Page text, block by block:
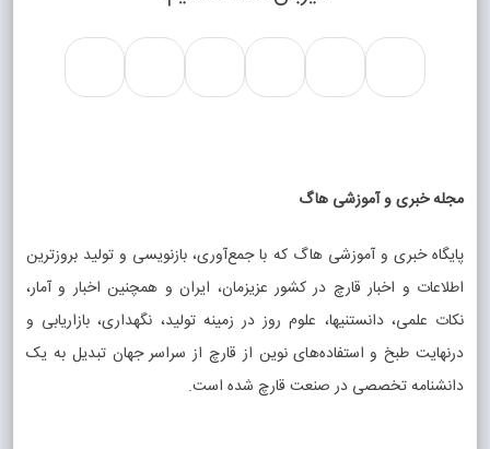
مجله خبری و آموزشی هاگ
پایگاه خبری و آموزشی هاگ که با جمع‌آوری، بازنویسی و تولید بروزترین
اطلاعات و اخبار قارچ در کشور عزیزمان، ایران و همچنین اخبار و آمار،
نکات علمی، دانستنیها، علوم روز در زمینه تولید، نگهداری، بازاریابی و
درنهایت طبخ و استفاده‌های نوین از قارچ از سراسر جهان تبدیل به یک
دانشنامه تخصصی در صنعت قارچ شده است.